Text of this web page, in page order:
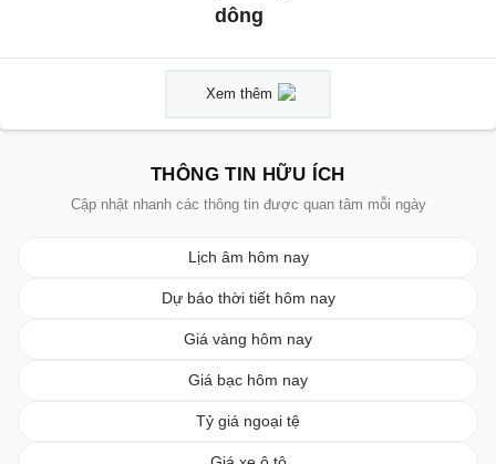
dông
Xem thêm
THÔNG TIN HỮU ÍCH
Cập nhật nhanh các thông tin được quan tâm mỗi ngày
Lịch âm hôm nay
Dự báo thời tiết hôm nay
Giá vàng hôm nay
Giá bạc hôm nay
Tỷ giá ngoại tệ